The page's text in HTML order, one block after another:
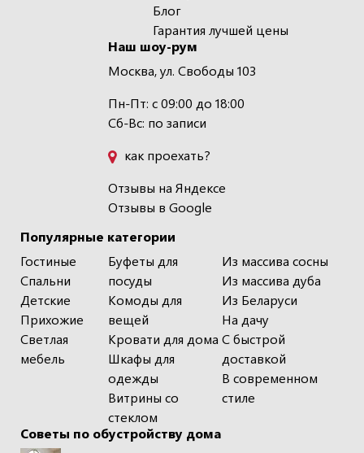
Популярные категории
Гостиные
Спальни
Детские
Прихожие
Светлая
мебель
Буфеты для
посуды
Комоды для
вещей
Кровати для дома
Шкафы для
одежды
Витрины со
стеклом
Из массива сосны
Из массива дуба
Из Беларуси
На дачу
С быстрой
доставкой
В современном
стиле
Блог
Гарантия лучшей цены
Наш шоу-рум
Москва, ул. Свободы 103
Пн-Пт: с 09:00 до 18:00
Сб-Вс: по записи
как проехать?
Отзывы на Яндексе
Отзывы в Google
Советы по обустройству дома